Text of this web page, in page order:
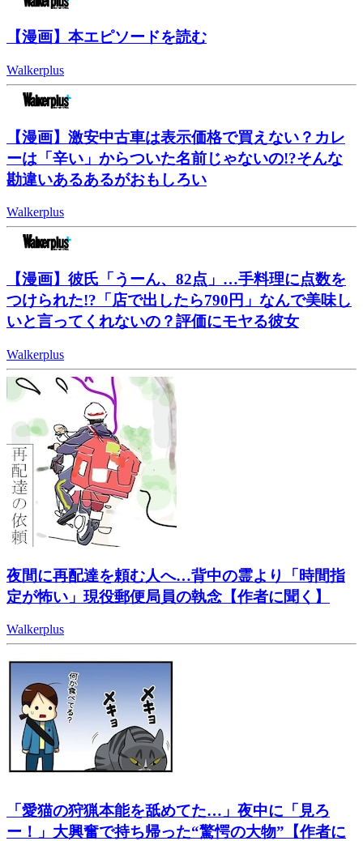
【漫画】本エピソードを読む
Walkerplus
【漫画】激安中古車は表示価格で買えない？カレ
ーは「辛い」からついた名前じゃないの!?そんな
勘違いあるあるがおもしろい
Walkerplus
【漫画】彼氏「うーん、82点」…手料理に点数を
つけられた!?「店で出したら790円」なんで美味し
いと言ってくれないの？評価にモヤる彼女
Walkerplus
夜間に再配達を頼む人へ…背中の霊より「時間指
定が怖い」現役郵便局員の執念【作者に聞く】
Walkerplus
「愛猫の狩猟本能を舐めてた…」夜中に「見ろ
ー！」大興奮で持ち帰った“驚愕の大物”【作者に